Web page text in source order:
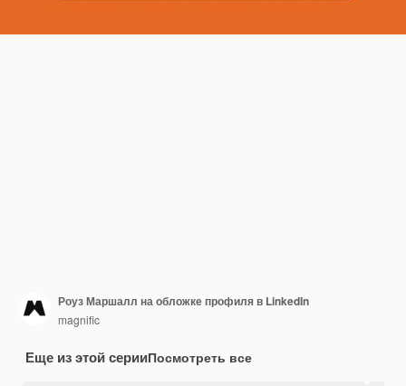
Роуз Маршалл на обложке профиля в LinkedIn
magnific
Еще из этой серииПосмотреть все